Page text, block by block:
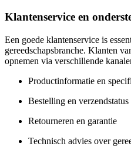
Klantenservice en
Een goede klantenservice is
gereedschapsbranche. Klanten
opnemen via verschillende
Productinformatie en
Bestelling en verzendstatus
Retourneren en garantie
Technisch advies over